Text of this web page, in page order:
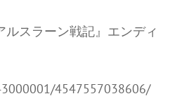
ルスラーン戦記』エンディ
4547557038606/